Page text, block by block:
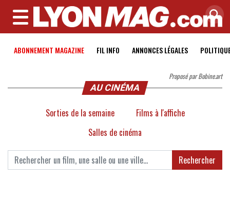
MENU
ABONNEMENT MAGAZINE FIL INFO ANNONCES LÉGALES
Proposé par Bobine.art
AU CINÉMA
Sorties de la semaine
Films à l'affiche
Salles de cinéma
Rechercher